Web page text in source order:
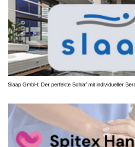
Slaap GmbH: Der perfekte Schlaf mit individueller